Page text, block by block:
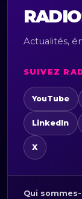
RADIO
Actualités,
SUIVEZ
YouTube
LinkedIn
X
Qui